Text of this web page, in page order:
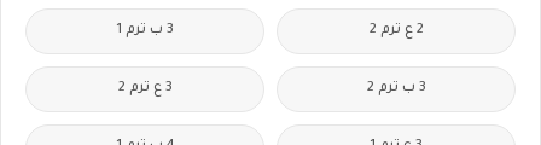
2 ع ترم 2 3 ب ترم 1
3 ب ترم 2 3 ع ترم 2